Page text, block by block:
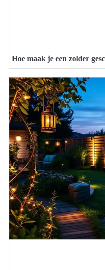
Hoe maak je een zolder